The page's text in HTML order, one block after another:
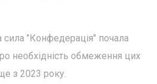
сила "Конфедерація" почала
необхідність обмеження цих
з 2023 року.